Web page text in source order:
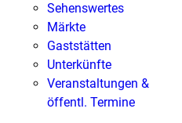
Sehenswertes
Märkte
Gaststätten
Unterkünfte
Veranstaltungen &
öffentl. Termine